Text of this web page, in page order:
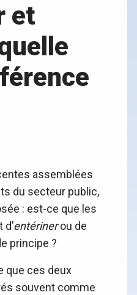
et
assemblées
du secteur public,
: est-ce que les
entérinerou de
principe ?
que ces deux
souvent comme